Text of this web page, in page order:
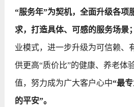
“服务年”为契机，全面升级各项
求，打造具体、可感的服务场景；
业模式，进一步升级为可信赖、
供更高“质价比”的健康、养老体
值，努力成为广大客户心中“最
的平安”。